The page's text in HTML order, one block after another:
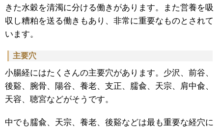
きた水穀を清濁に分ける働きがあります。また営養を吸
収し糟粕を送る働きもあり、非常に重要なものとされて
います。
主要穴
小腸経にはたくさんの主要穴があります。少沢、前谷、
後谿、腕骨、陽谷、養老、支正、臑兪、天宗、肩中兪、
天容、聴宮などがそうです。
中でも臑兪、天宗、養老、後谿などは最も重要な経穴に